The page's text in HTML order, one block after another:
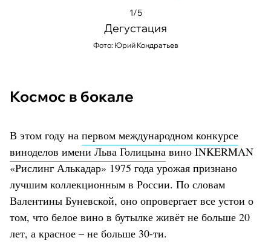
1/5
Дегустация
Фото: Юрий Кондратьев
Космос в бокале
В этом году на первом международном конкурсе
виноделов имени Льва Голицына вино INKERMAN
«Рислинг Алькадар» 1975 года урожая признано
лучшим коллекционным в России. По словам
Валентины Буневской, оно опровергает все устои о
том, что белое вино в бутылке живёт не больше 20
лет, а красное – не больше 30-ти.